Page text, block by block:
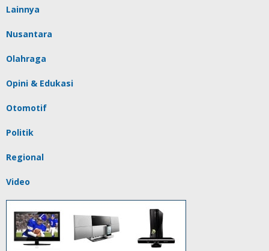
Lainnya
Nusantara
Olahraga
Opini & Edukasi
Otomotif
Politik
Regional
Video